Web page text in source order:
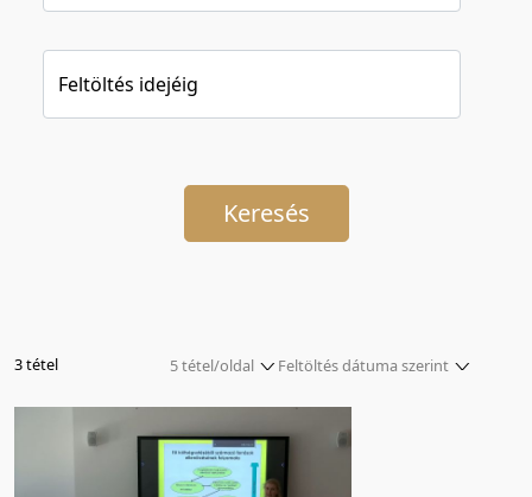
Feltöltés idejéig
Keresés
Feltöltés dátuma szerint
Relevancia szerint
Kezdés/felvétel dátuma szerint
3 tétel
5 tétel/oldal
5 tétel/oldal
10 tétel/oldal
20 tétel/oldal